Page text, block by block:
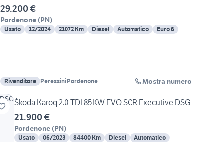
29.200 €
Pordenone (PN)
Usato 12/2024 21072 Km Diesel Automatico Euro 6
Rivenditore Peressini Pordenone Mostra numero
Škoda Karoq 2.0 TDI 85KW EVO SCR Executive DSG
21.900 €
Pordenone (PN)
Usato 06/2023 84400 Km Diesel
Automatico